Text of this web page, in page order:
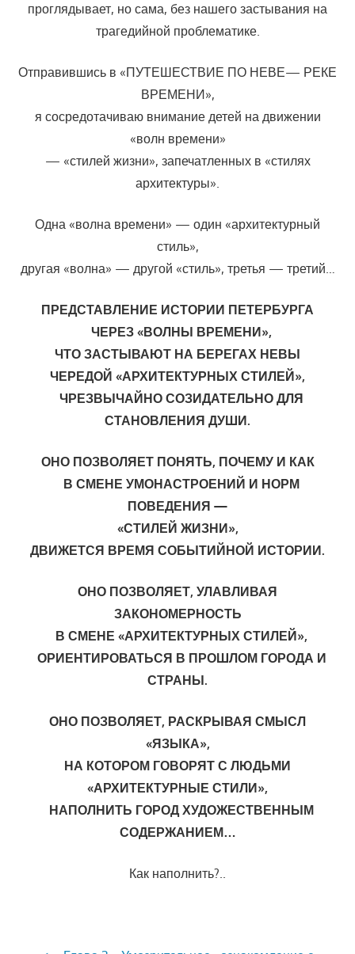
проглядывает, но сама, без нашего застывания на
трагедийной проблематике.
Отправившись в «ПУТЕШЕСТВИЕ ПО НЕВЕ— РЕКЕ
ВРЕМЕНИ»,
я сосредотачиваю внимание детей на движении
«волн времени»
— «стилей жизни», запечатленных в «стилях
архитектуры».
Одна «волна времени» — один «архитектурный
стиль»,
другая «волна» — другой «стиль», третья — третий…
ПРЕДСТАВЛЕНИЕ ИСТОРИИ ПЕТЕРБУРГА
ЧЕРЕЗ «ВОЛНЫ ВРЕМЕНИ»,
ЧТО ЗАСТЫВАЮТ НА БЕРЕГАХ НЕВЫ
ЧЕРЕДОЙ «АРХИТЕКТУРНЫХ СТИЛЕЙ»,
ЧРЕЗВЫЧАЙНО СОЗИДАТЕЛЬНО ДЛЯ
СТАНОВЛЕНИЯ ДУШИ.
ОНО ПОЗВОЛЯЕТ ПОНЯТЬ, ПОЧЕМУ И КАК
В СМЕНЕ УМОНАСТРОЕНИЙ И НОРМ
ПОВЕДЕНИЯ —
«СТИЛЕЙ ЖИЗНИ»,
ДВИЖЕТСЯ ВРЕМЯ СОБЫТИЙНОЙ ИСТОРИИ.
ОНО ПОЗВОЛЯЕТ, УЛАВЛИВАЯ
ЗАКОНОМЕРНОСТЬ
В СМЕНЕ «АРХИТЕКТУРНЫХ СТИЛЕЙ»,
ОРИЕНТИРОВАТЬСЯ В ПРОШЛОМ ГОРОДА И
СТРАНЫ.
ОНО ПОЗВОЛЯЕТ, РАСКРЫВАЯ СМЫСЛ
«ЯЗЫКА»,
НА КОТОРОМ ГОВОРЯТ С ЛЮДЬМИ
«АРХИТЕКТУРНЫЕ СТИЛИ»,
НАПОЛНИТЬ ГОРОД ХУДОЖЕСТВЕННЫМ
СОДЕРЖАНИЕМ…
Как наполнить?..